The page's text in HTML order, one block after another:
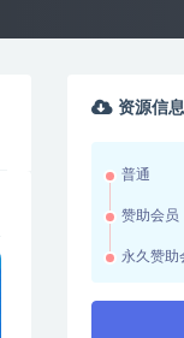
资源信息
普通
赞助会员
永久赞助